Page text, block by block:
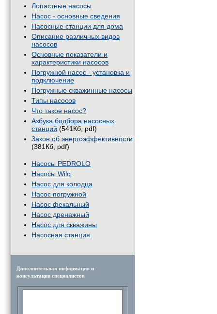
Лопастные насосы
Насос - основные сведения
Насосные станции для дома
Описание различных видов
насосов
Основные показатели и
характеристики насосов
Погружной насос - установка и
подключение
Погружные скважинные насосы
Типы насосов
Что такое насос?
Азбука бодбора насосных
станций (541Кб, pdf)
Закон об энергоэффективности
(381Кб, pdf)
Насосы PEDROLO
Насосы Wilo
Насос для колодца
Насос погружной
Насос фекальный
Насос дренажный
Насос для скважины
Насосная станция
Дополнительная информация и
консультации специалистов